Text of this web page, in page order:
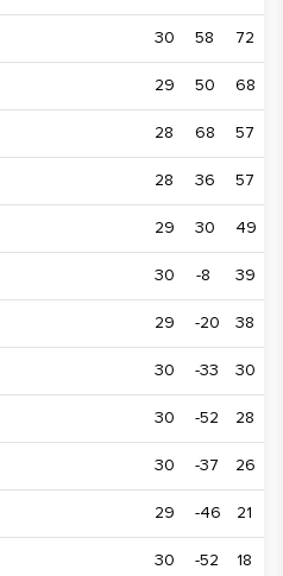
30 58 72
29 50 68
28 68 57
28 36 57
29 30 49
30 -8 39
29 -20 38
30 -33 30
30 -52 28
30 -37 26
29 -46 21
30 -52 18